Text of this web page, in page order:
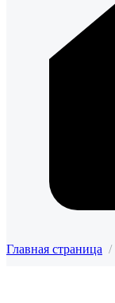
Главная страница /